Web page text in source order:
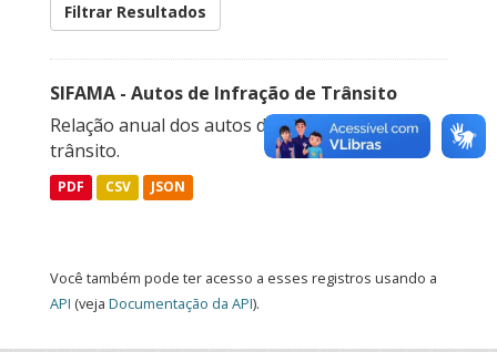
Filtrar Resultados
SIFAMA - Autos de Infração de Trânsito
Relação anual dos autos de infração de
trânsito.
PDF CSV JSON
Você também pode ter acesso a esses registros usando a
API (veja Documentação da API).